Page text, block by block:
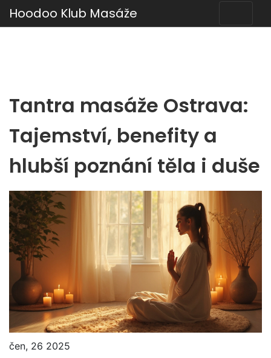
Hoodoo Klub Masáže
Tantra masáže Ostrava:
Tajemství, benefity a
hlubší poznání těla i duše
čen, 26 2025